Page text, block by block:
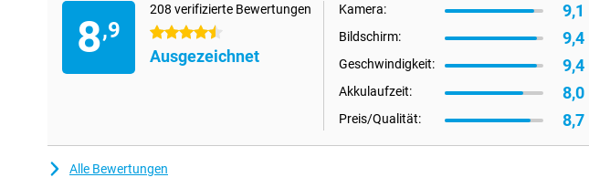
8,9
208 verifizierte Bewertungen
4.5 Sterne
Ausgezeichnet
Kamera: 9,1
Bildschirm: 9,4
Geschwindigkeit: 9,4
Akkulaufzeit: 8,0
Preis/Qualität: 8,7
Alle Bewertungen